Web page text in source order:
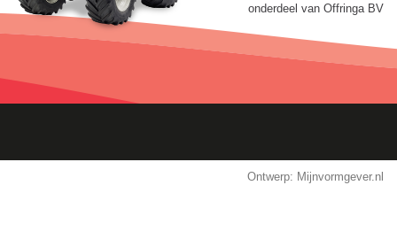
onderdeel van Offringa BV
Ontwerp: Mijnvormgever.nl